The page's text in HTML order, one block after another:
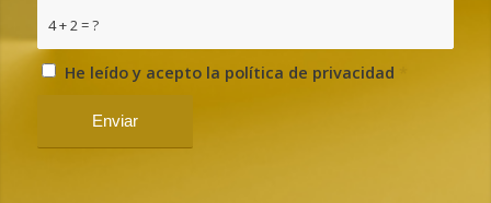
4 + 2 = ?
He leído y acepto la política de privacidad